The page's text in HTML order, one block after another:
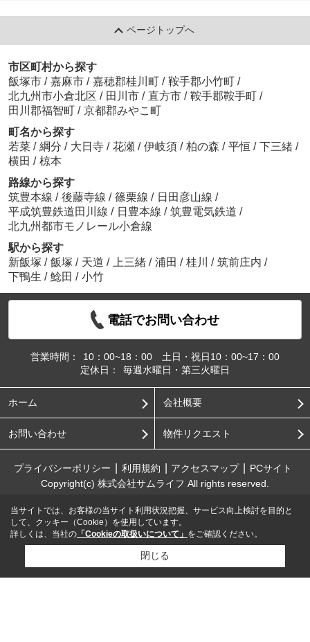
ページトップへ
市区町村から探す
飯塚市 / 嘉麻市 / 嘉穂郡桂川町 / 鞍手郡小竹町 /
北九州市小倉北区 / 田川市 / 直方市 / 鞍手郡鞍手町 /
田川郡福智町 / 京都郡みやこ町
町名から探す
若菜 / 綱分 / 大日寺 / 花瀬 / 伊岐須 / 柏の森 / 平恒 / 下三緒 /
横田 / 椋本
路線から探す
筑豊本線 / 後藤寺線 / 篠栗線 / 日田彦山線 /
平成筑豊鉄道田川線 / 日豊本線 / 筑豊電気鉄道 /
北九州都市モノレール小倉線
駅から探す
新飯塚 / 飯塚 / 天道 / 上三緒 / 浦田 / 桂川 / 筑前庄内 /
下鴨生 / 鯰田 / 小竹
電話でお問い合わせ
営業時間：
10：00~18：00 土日・祝日10：00~17：00
定休日：
毎週水曜日・第三火曜日
ホーム 会社概要
お問い合わせ 物件リクエスト
プライバシーポリシー 利用規約 アクセスマップ
PCサイト
Copyright(c) 株式会社サムライフ All rights reserved.
当サイトでは、お客様の当サイト利用状況把握、サービス向上検討を目的と
して、クッキー（Cookie）を使用しています。
詳しくは、当社の 「Cookieの取扱いについて」 をご確認ください。
閉じる